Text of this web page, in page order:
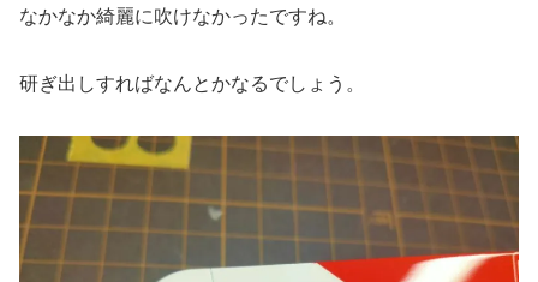
なかなか綺麗に吹けなかったですね。
研ぎ出しすればなんとかなるでしょう。